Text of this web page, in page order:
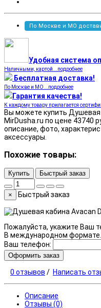
По Москве и МО
Удобная система
Наличными, картой...подробнее
Бесплатная доставка!
По Москве и МО...подробнее
Гарантия качества!
К каждому товару прилагается
Вы можете купить Душевая
MirDusha.ru по цене 43740
описание, фото,
аксессуары.
Похожие товары:
Купить Быстрый заказ
× Быстрый заказ
Пожалуйста, укажите Ваш
В международном формате.
Ваш телефон:
Оформить заказ
0 отзывов / Написать
Описание
Отзывы (0)